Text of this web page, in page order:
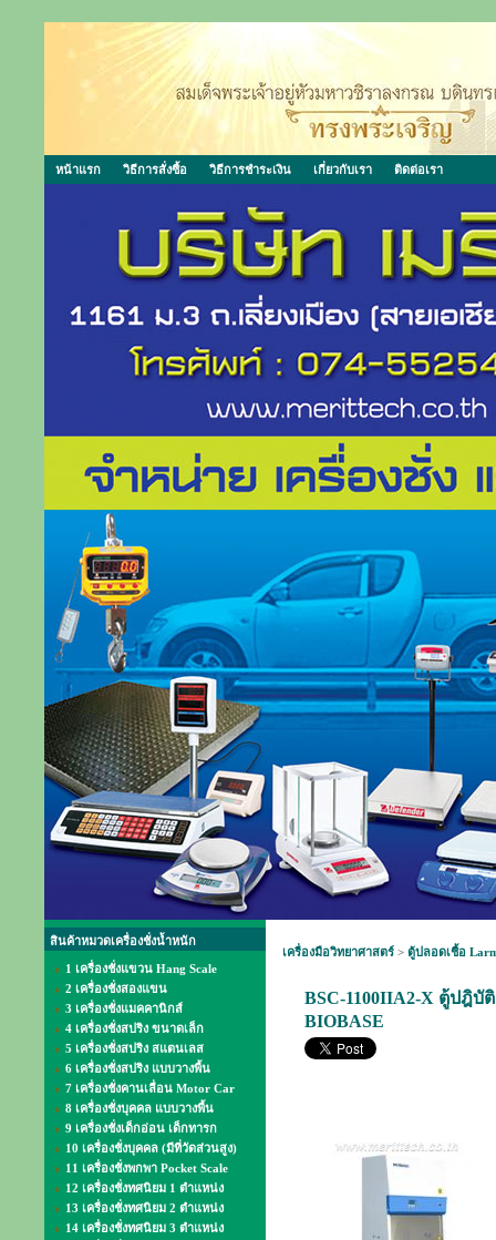
หน้าแรก วิธีการสั่งซื้อ วิธีการชำระเงิน เกี่ยวกับเรา ติดต่อเรา
สินค้าหมวดเครื่องชั่งน้ำหนัก
1 เครื่องชั่งแขวน Hang Scale
2 เครื่องชั่งสองแขน
3 เครื่องชั่งแมคคานิกส์
4 เครื่องชั่งสปริง ขนาดเล็ก
5 เครื่องชั่งสปริง สแตนเลส
6 เครื่องชั่งสปริง แบบวางพื้น
7 เครื่องชั่งคานเลื่อน Motor Car
8 เครื่องชั่งบุคคล แบบวางพื้น
9 เครื่องชั่งเด็กอ่อน เด็กทารก
10 เครื่องชั่งบุคคล (มีที่วัดส่วนสูง)
11 เครื่องชั่งพกพา Pocket Scale
12 เครื่องชั่งทศนิยม 1 ตำแหน่ง
13 เครื่องชั่งทศนิยม 2 ตำแหน่ง
14 เครื่องชั่งทศนิยม 3 ตำแหน่ง
เครื่องมือวิทยาศาสตร์ > ตู้ปลอดเชื้อ
BSC-1100IIA2-X ตู้ปฎิบั
BIOBASE